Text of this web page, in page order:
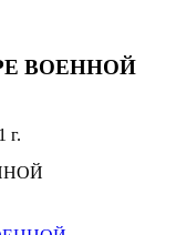
ВОЕННОЙ
г.